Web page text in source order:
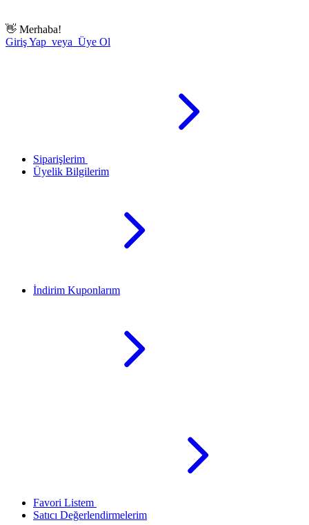
👋 Merhaba!
Giriş Yap veya Üye Ol
Siparişlerim
Üyelik Bilgilerim
İndirim Kuponlarım
Favori Listem
Satıcı Değerlendirmelerim